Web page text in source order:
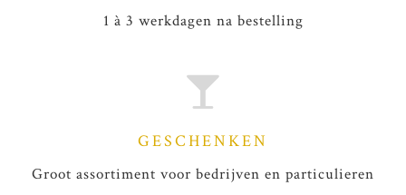
1 à 3 werkdagen na bestelling
GESCHENKEN
Groot assortiment voor bedrijven en particulieren